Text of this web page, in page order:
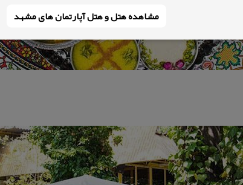
مشاهده هتل و هتل‌ آپارتمان های مشهد